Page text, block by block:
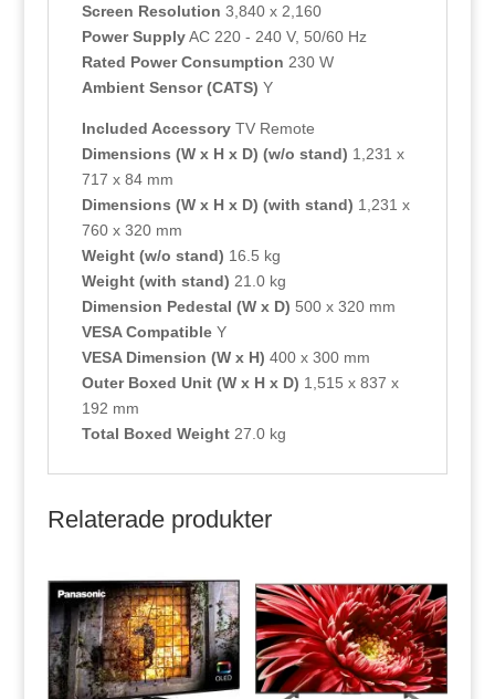
Screen Resolution 3,840 x 2,160
Power SupplyAC 220 - 240 V, 50/60 Hz
Rated Power Consumption 230 W
Ambient Sensor (CATS) Y
Included AccessoryTV Remote
Dimensions (W x H x D) (w/o stand) 1,231 x
717 x 84 mm
Dimensions (W x H x D) (with stand) 1,231 x
760 x 320 mm
Weight (w/o stand) 16.5 kg
Weight (with stand) 21.0 kg
Dimension Pedestal (W x D) 500 x 320 mm
VESA CompatibleY
VESA Dimension (W x H) 400 x 300 mm
Outer Boxed Unit (W x H x D) 1,515 x 837 x
192 mm
Total Boxed Weight27.0 kg
Relaterade produkter